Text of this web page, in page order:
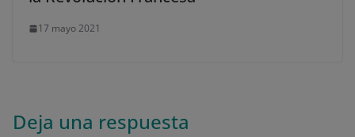
17 mayo 2021
Deja una respuesta